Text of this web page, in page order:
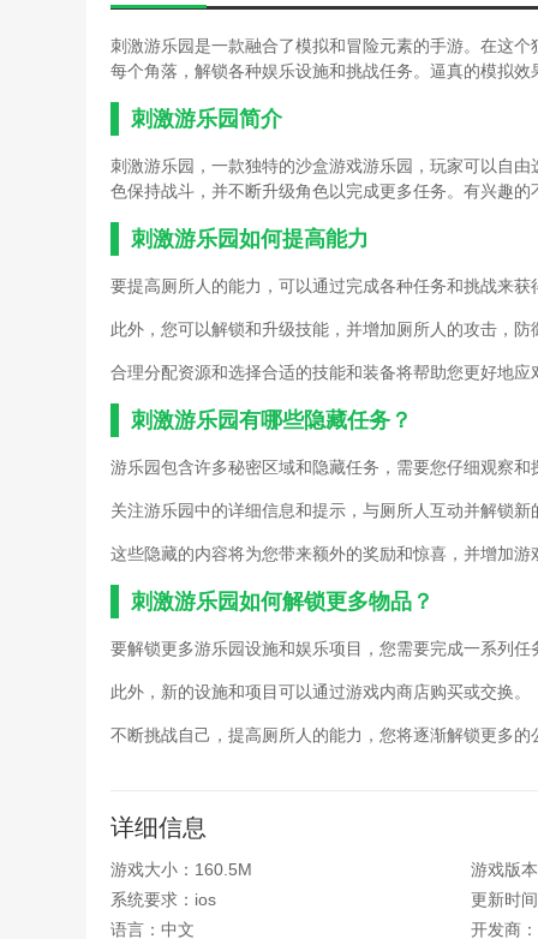
刺激游乐园是一款融合了模拟和冒险元素的手游。在这
每个角落，解锁各种娱乐设施和挑战任务。逼真的模拟
刺激游乐园简介
刺激游乐园，一款独特的沙盒游戏游乐园，玩家可以自
色保持战斗，并不断升级角色以完成更多任务。有兴趣的
刺激游乐园如何提高能力
要提高厕所人的能力，可以通过完成各种任务和挑战来
此外，您可以解锁和升级技能，并增加厕所人的攻击，防
合理分配资源和选择合适的技能和装备将帮助您更好地应
刺激游乐园有哪些隐藏任务？
游乐园包含许多秘密区域和隐藏任务，需要您仔细观察和
关注游乐园中的详细信息和提示，与厕所人互动并解锁新
这些隐藏的内容将为您带来额外的奖励和惊喜，并增加游
刺激游乐园如何解锁更多物品？
要解锁更多游乐园设施和娱乐项目，您需要完成一系列
此外，新的设施和项目可以通过游戏内商店购买或交换。
不断挑战自己，提高厕所人的能力，您将逐渐解锁更多
详细信息
游戏大小：160.5M
游戏版
系统要求：ios
更新时
语言：中文
开发商